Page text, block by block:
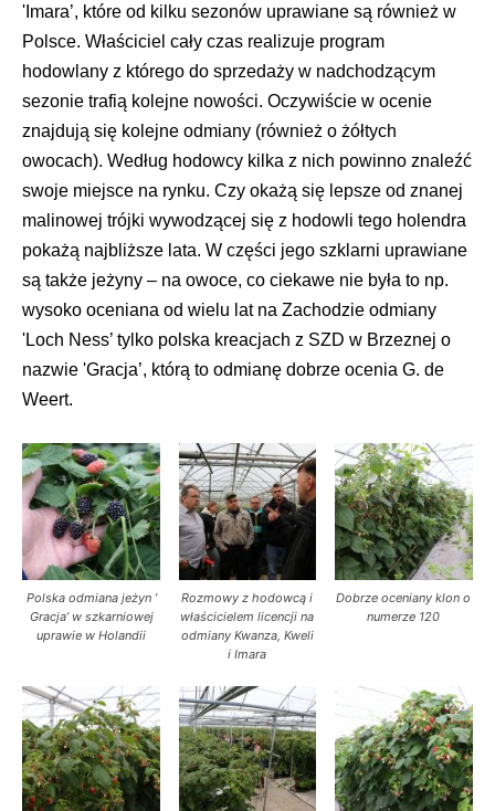
'Imara’, które od kilku sezonów uprawiane są również w
Polsce. Właściciel cały czas realizuje program
hodowlany z którego do sprzedaży w nadchodzącym
sezonie trafią kolejne nowości. Oczywiście w ocenie
znajdują się kolejne odmiany (również o żółtych
owocach). Według hodowcy kilka z nich powinno znaleźć
swoje miejsce na rynku. Czy okażą się lepsze od znanej
malinowej trójki wywodzącej się z hodowli tego holendra
pokażą najbliższe lata. W części jego szklarni uprawiane
są także jeżyny – na owoce, co ciekawe nie była to np.
wysoko oceniana od wielu lat na Zachodzie odmiany
'Loch Ness’ tylko polska kreacjach z SZD w Brzeznej o
nazwie 'Gracja’, którą to odmianę dobrze ocenia G. de
Weert.
Polska odmiana jeżyn ’
Gracja’ w szkarniowej
uprawie w Holandii
Rozmowy z hodowcą i
właścicielem licencji na
odmiany Kwanza, Kweli
i Imara
Dobrze oceniany klon o
numerze 120